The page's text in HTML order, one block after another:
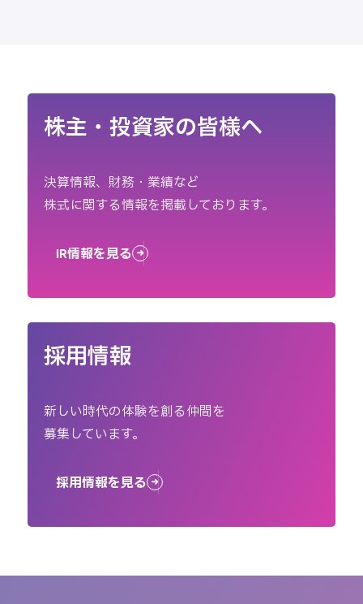
株主・投資家の皆様へ
決算情報、財務・業績など
株式に関する情報を掲載しております。
IR情報を見る
採用情報
新しい時代の体験を創る仲間を
募集しています。
採用情報を見る